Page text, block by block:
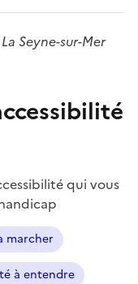
Seyne-sur-Mer
qui vous
marcher
à entendre